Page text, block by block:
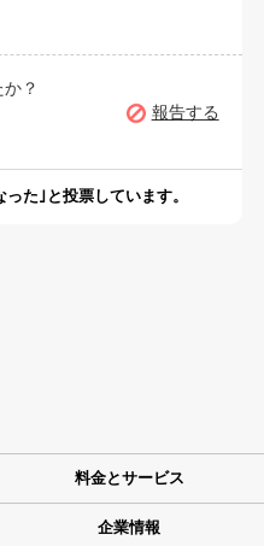
？
報告する
た｣と投票しています。
料金とサービス
企業情報